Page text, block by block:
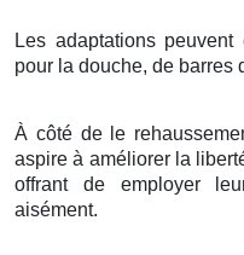
Les adaptations
pour la douche, de barres
À côté de le
aspire à améliorer la
offrant de employer
aisément.